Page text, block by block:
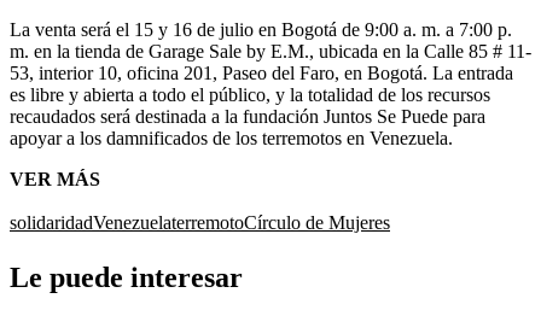
La venta será el 15 y 16 de julio en Bogotá de 9:00 a. m. a 7:00 p.
m. en la tienda de Garage Sale by E.M., ubicada en la Calle 85 # 11-
53, interior 10, oficina 201, Paseo del Faro, en Bogotá. La entrada
es libre y abierta a todo el público, y la totalidad de los recursos
recaudados será destinada a la fundación Juntos Se Puede para
apoyar a los damnificados de los terremotos en Venezuela.
VER MÁS
solidaridadVenezuelaterremotoCírculo de Mujeres
Le puede interesar